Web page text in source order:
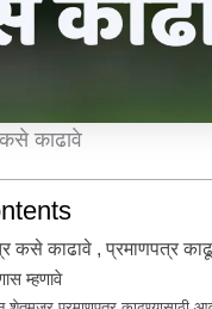
काढावे
कसे काढावे , प्रमाणपत्र
म्हणावे